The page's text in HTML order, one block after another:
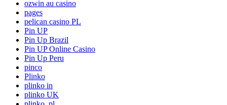
ozwin au casino
pages
pelican casino PL
Pin UP
Pin Up Brazil
Pin UP Online Casino
Pin Up Peru
pinco
Plinko
plinko in
plinko UK